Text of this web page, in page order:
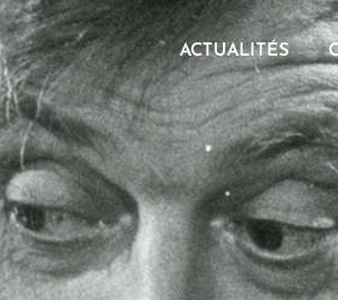
ACTUALITÉS